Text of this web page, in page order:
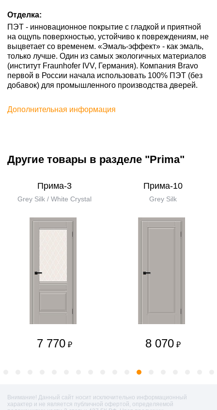
Отделка:
ПЭТ - инновационное покрытие c гладкой и приятной
на ощупь поверхностью, устойчиво к повреждениям, не
выцветает со временем. «Эмаль-эффект» - как эмаль,
только лучше. Один из самых экологичных материалов
(институт Fraunhofer IVV, Германия). Компания Bravo
первой в России начала использовать 100% ПЭТ (без
добавок) для промышленного производства дверей.
Дополнительная информация
Другие товары в разделе "Prima"
Прима-3
Grey Silk / White Сrystal
7 770 ₽
Прима-10
Grey Silk
8 070 ₽
Внимание! Данный сайт носит исключительно информационный
характер и не является публичной офертой, определяемой